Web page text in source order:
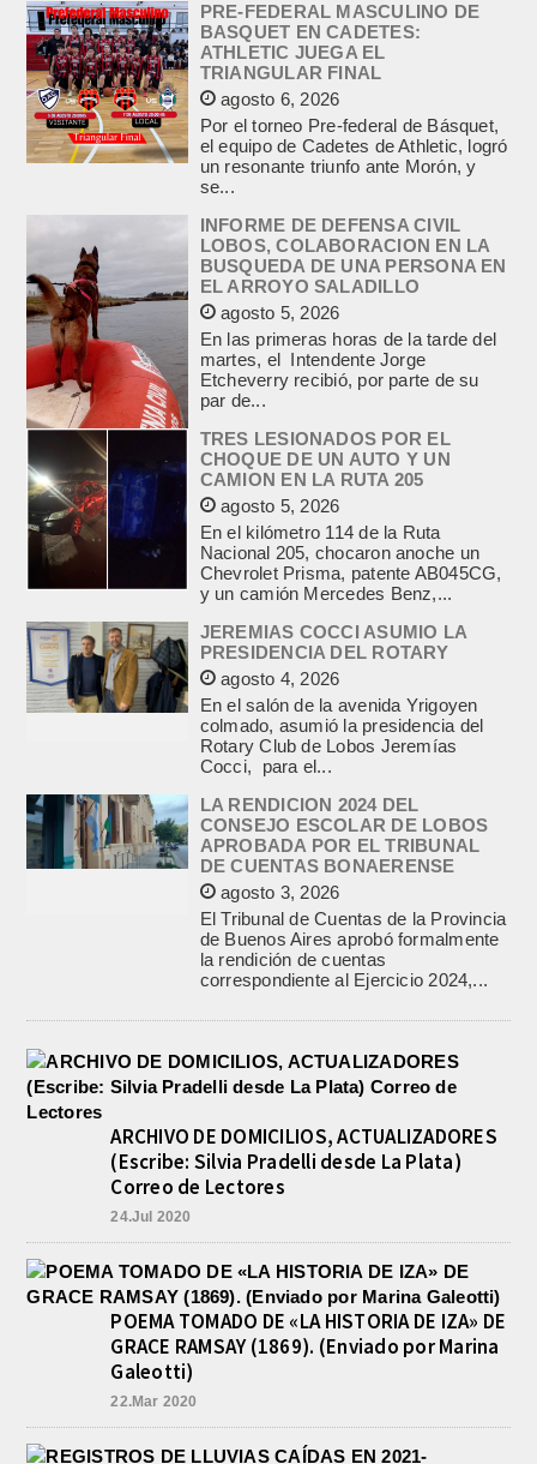
PRE-FEDERAL MASCULINO DE
BASQUET EN CADETES:
ATHLETIC JUEGA EL
TRIANGULAR FINAL
agosto 6, 2026
Por el torneo Pre-federal de Básquet,
el equipo de Cadetes de Athletic, logró
un resonante triunfo ante Morón, y
se...
INFORME DE DEFENSA CIVIL
LOBOS, COLABORACION EN LA
BUSQUEDA DE UNA PERSONA EN
EL ARROYO SALADILLO
agosto 5, 2026
En las primeras horas de la tarde del
martes, el Intendente Jorge
Etcheverry recibió, por parte de su
par de...
TRES LESIONADOS POR EL
CHOQUE DE UN AUTO Y UN
CAMION EN LA RUTA 205
agosto 5, 2026
En el kilómetro 114 de la Ruta
Nacional 205, chocaron anoche un
Chevrolet Prisma, patente AB045CG,
y un camión Mercedes Benz,...
JEREMIAS COCCI ASUMIO LA
PRESIDENCIA DEL ROTARY
agosto 4, 2026
En el salón de la avenida Yrigoyen
colmado, asumió la presidencia del
Rotary Club de Lobos Jeremías
Cocci, para el...
LA RENDICION 2024 DEL
CONSEJO ESCOLAR DE LOBOS
APROBADA POR EL TRIBUNAL
DE CUENTAS BONAERENSE
agosto 3, 2026
El Tribunal de Cuentas de la Provincia
de Buenos Aires aprobó formalmente
la rendición de cuentas
correspondiente al Ejercicio 2024,...
ARCHIVO DE DOMICILIOS, ACTUALIZADORES
(Escribe: Silvia Pradelli desde La Plata)
Correo de Lectores
24.Jul 2020
POEMA TOMADO DE «LA HISTORIA DE IZA» DE
GRACE RAMSAY (1869). (Enviado por Marina
Galeotti)
22.Mar 2020